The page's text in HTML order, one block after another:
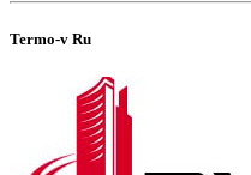
Termo-v Ru